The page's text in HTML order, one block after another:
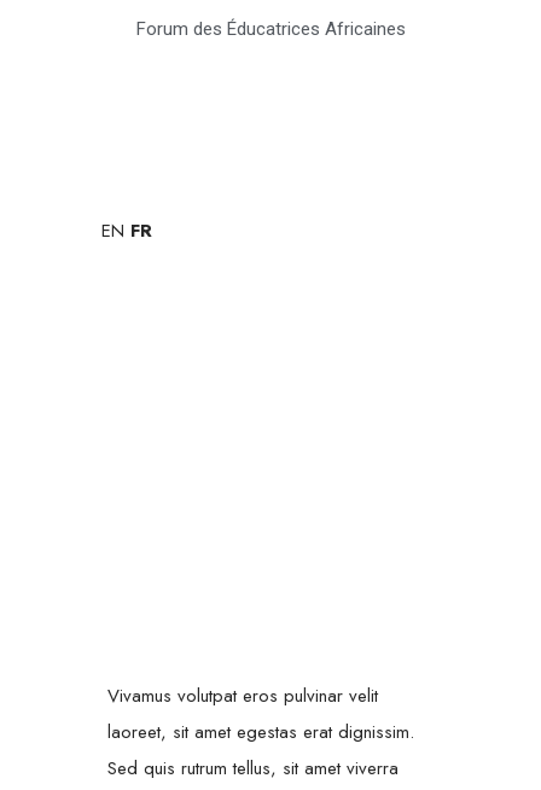
Forum des Éducatrices Africaines
EN FR
Vivamus volutpat eros pulvinar velit
laoreet, sit amet egestas erat dignissim.
Sed quis rutrum tellus, sit amet viverra